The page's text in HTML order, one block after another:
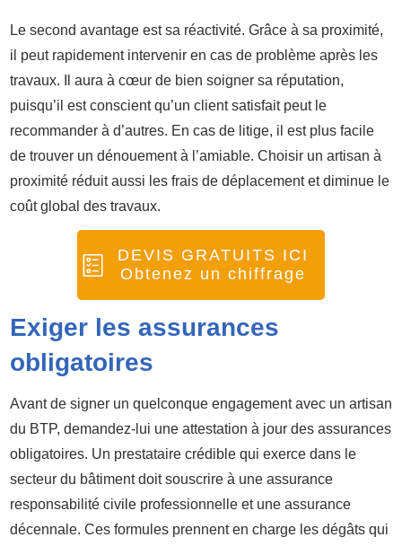
Le second avantage est sa réactivité. Grâce à sa proximité,
il peut rapidement intervenir en cas de problème après les
travaux. Il aura à cœur de bien soigner sa réputation,
puisqu’il est conscient qu’un client satisfait peut le
recommander à d’autres. En cas de litige, il est plus facile
de trouver un dénouement à l’amiable. Choisir un artisan à
proximité réduit aussi les frais de déplacement et diminue le
coût global des travaux.
DEVIS GRATUITS ICI
Obtenez un chiffrage
Exiger les assurances
obligatoires
Avant de signer un quelconque engagement avec un artisan
du BTP, demandez-lui une attestation à jour des assurances
obligatoires. Un prestataire crédible qui exerce dans le
secteur du bâtiment doit souscrire à une assurance
responsabilité civile professionnelle et une assurance
décennale. Ces formules prennent en charge les dégâts qui